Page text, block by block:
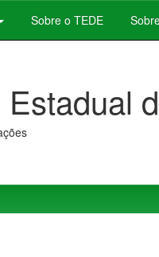
Sobre o TEDE